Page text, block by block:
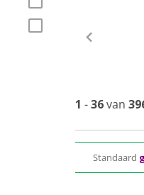
1 -36van
Standaard